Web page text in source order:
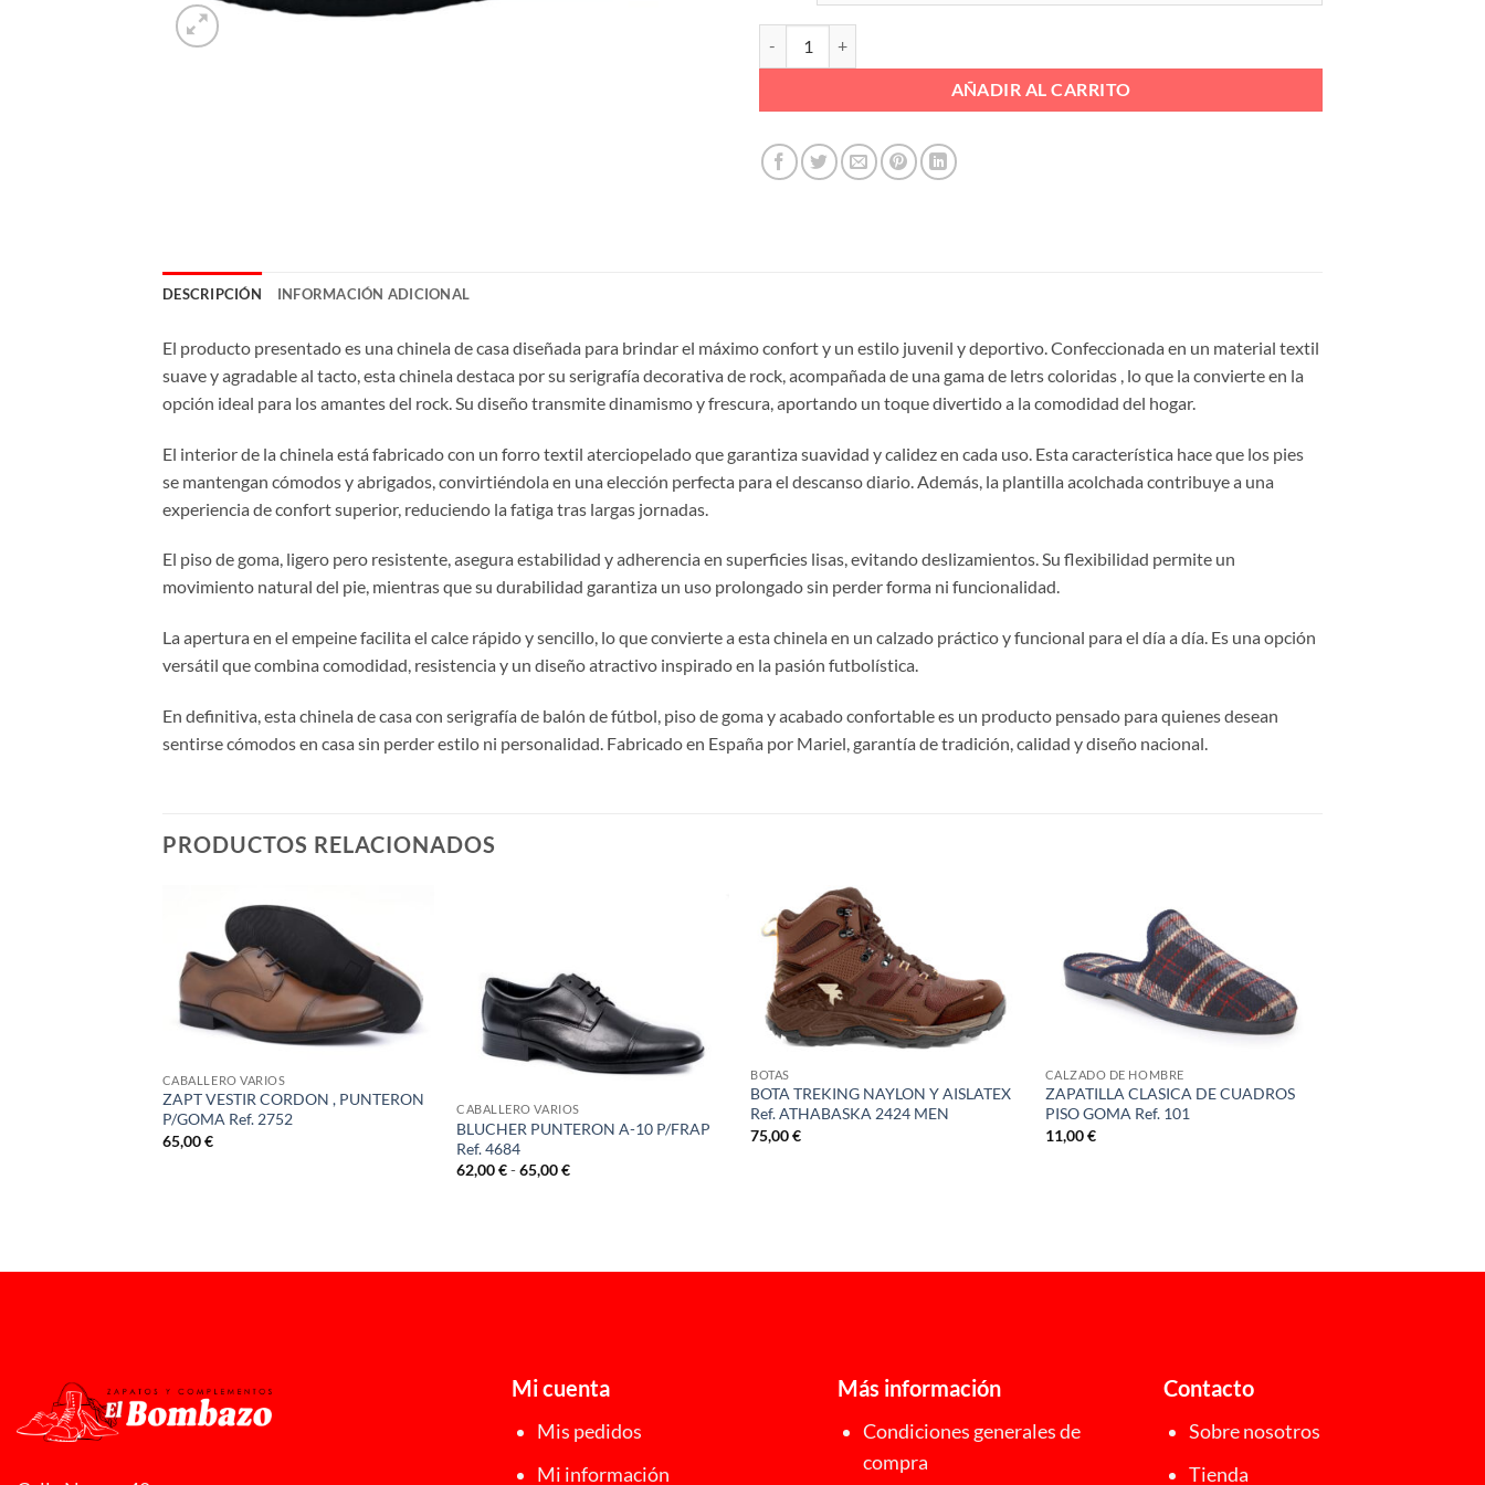
AÑADIR AL CARRITO
DESCRIPCIÓN INFORMACIÓN ADICIONAL
El producto presentado es una chinela de casa diseñada para brindar el máximo confort y un estilo juvenil y deportivo. Confeccionada en un material textil
suave y agradable al tacto, esta chinela destaca por su serigrafía decorativa de rock, acompañada de una gama de letrs coloridas , lo que la convierte en la
opción ideal para los amantes del rock. Su diseño transmite dinamismo y frescura, aportando un toque divertido a la comodidad del hogar.
El interior de la chinela está fabricado con un forro textil aterciopelado que garantiza suavidad y calidez en cada uso. Esta característica hace que los pies
se mantengan cómodos y abrigados, convirtiéndola en una elección perfecta para el descanso diario. Además, la plantilla acolchada contribuye a una
experiencia de confort superior, reduciendo la fatiga tras largas jornadas.
El piso de goma, ligero pero resistente, asegura estabilidad y adherencia en superficies lisas, evitando deslizamientos. Su flexibilidad permite un
movimiento natural del pie, mientras que su durabilidad garantiza un uso prolongado sin perder forma ni funcionalidad.
La apertura en el empeine facilita el calce rápido y sencillo, lo que convierte a esta chinela en un calzado práctico y funcional para el día a día. Es una opción
versátil que combina comodidad, resistencia y un diseño atractivo inspirado en la pasión futbolística.
En definitiva, esta chinela de casa con serigrafía de balón de fútbol, piso de goma y acabado confortable es un producto pensado para quienes desean
sentirse cómodos en casa sin perder estilo ni personalidad. Fabricado en España por Mariel, garantía de tradición, calidad y diseño nacional.
PRODUCTOS RELACIONADOS
CABALLERO VARIOS
ZAPT VESTIR CORDON , PUNTERON
P/GOMA Ref. 2752
65,00€
CABALLERO VARIOS
BLUCHER PUNTERON A-10 P/FRAP
Ref. 4684
62,00€-65,00€Rango
BOTAS
BOTA TREKING NAYLON Y AISLATEX
Ref. ATHABASKA 2424 MEN
75,00€
CALZADO DE HOMBRE
ZAPATILLA CLASICA DE CUADROS
PISO GOMA Ref. 101
11,00€
Mi cuenta
Mis pedidos
Mi información
Más información
Condiciones generales de
compra
Contacto
Sobre nosotros
Tienda